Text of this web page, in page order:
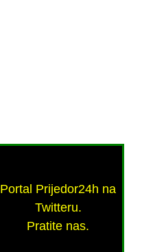
Portal Prijedor24h na
Twitteru.
Pratite nas.